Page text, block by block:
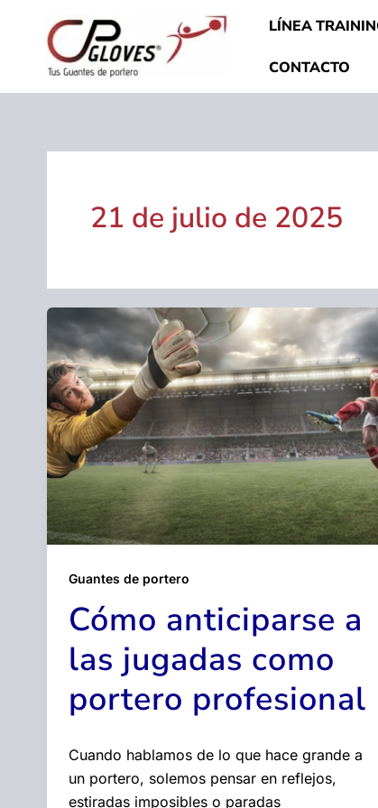
contenido
LÍNEA
CONTACTO
21 de julio de 2025
Guantes de portero
Cómo anticiparse a
las jugadas como
portero profesional
Cuando hablamos de lo que hace grande a
un portero, solemos pensar en reflejos,
estiradas imposibles o paradas